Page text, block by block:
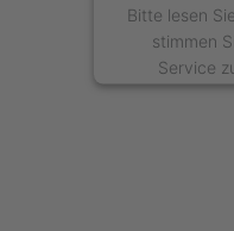
Bitte lesen
stimmen
Service